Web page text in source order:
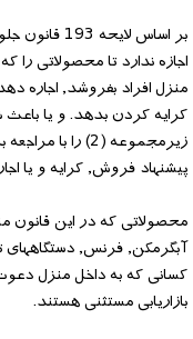
بر اساس
منزل افراد بفروشد, اجاره
کرایه کردن بدهد. و یا
زیرمجموعه (2)
پیشنهاد فروش, کرایه و یا
محصولاتی که در این قانون
آبگرمکن, فرنس,
کسانی که به داخل منزل
بازاریابی مستثنی هستند.